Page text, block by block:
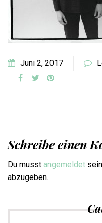
Juni 2, 2017
Schreibe einen
Du musst angemeldet
abzugeben.